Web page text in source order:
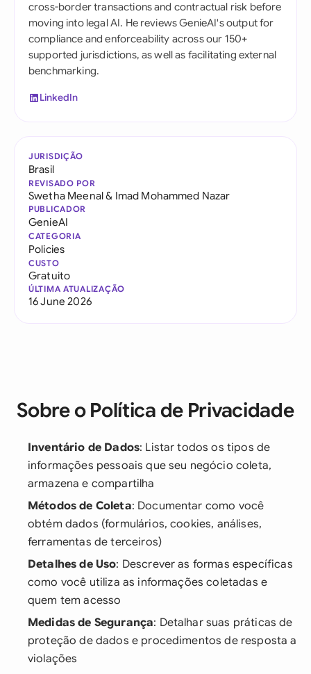
cross-border transactions and contractual risk before
moving into legal AI. He reviews GenieAI's output for
compliance and enforceability across our 150+
supported jurisdictions, as well as facilitating external
benchmarking.
LinkedIn
JURISDIÇÃO
Brasil
REVISADO POR
Swetha Meenal& Imad Mohammed Nazar
PUBLICADOR
GenieAI
CATEGORIA
Policies
CUSTO
Gratuito
ÚLTIMA ATUALIZAÇÃO
16 June 2026
Sobre o Política de Privacidade
Inventário de Dados: Listar todos os tipos de
informações pessoais que seu negócio coleta,
armazena e compartilha
Métodos de Coleta: Documentar como você
obtém dados (formulários, cookies, análises,
ferramentas de terceiros)
Detalhes de Uso: Descrever as formas específicas
como você utiliza as informações coletadas e
quem tem acesso
Medidas de Segurança: Detalhar suas práticas de
proteção de dados e procedimentos de resposta a
violações